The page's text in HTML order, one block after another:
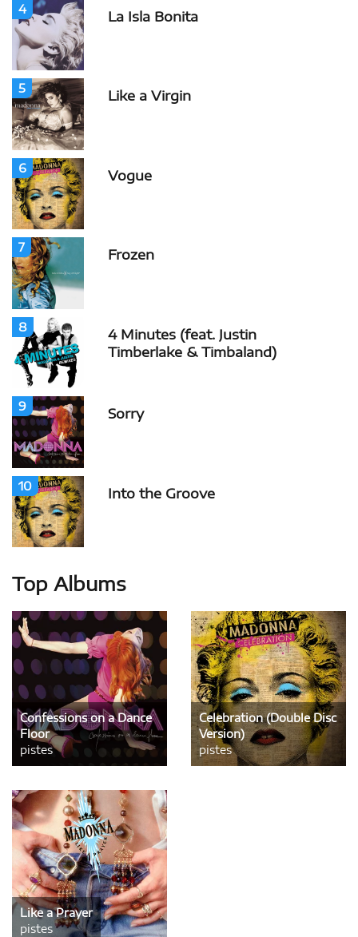
4 La Isla Bonita
5 Like a Virgin
6 Vogue
7 Frozen
8
4 Minutes (feat. Justin
Timberlake & Timbaland)
9 Sorry
10 Into the Groove
Top Albums
Confessions on a Dance
Floor
pistes
Celebration (Double Disc
Version)
pistes
Like a Prayer
pistes